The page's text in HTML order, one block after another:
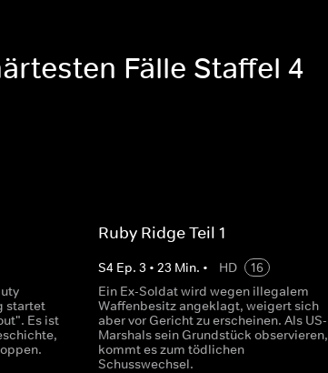
Fälle Staffel 4
startet
Es ist
Ruby Ridge Teil 1
S4 Ep. 3 • 23 Min. • HD
16
Ein Ex-Soldat wird wegen illegalem
Waffenbesitz angeklagt, weigert sich
aber vor Gericht zu erscheinen. Als US-
Marshals sein Grundstück observieren,
kommt es zum tödlichen
Schusswechsel.